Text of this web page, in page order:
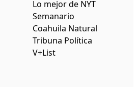
Lo mejor de NYT
Semanario
Coahuila Natural
Tribuna Política
V+List